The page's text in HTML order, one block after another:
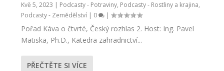
Kvě 5, 2023 | Podcasty - Potraviny, Podcasty - Rostliny a krajina,
Podcasty - Zemědělství | 0 |
Pořad Káva o čtvrté, Český rozhlas 2. Host: Ing. Pavel
Matiska, Ph.D., Katedra zahradnictví...
PŘEČTĚTE SI VÍCE